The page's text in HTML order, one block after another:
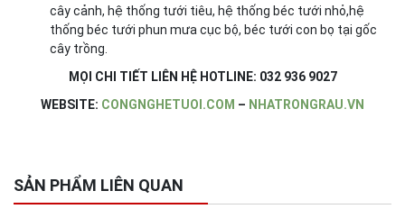
cây cảnh, hệ thống tưới tiêu, hệ thống béc tưới nhỏ,hệ
thống béc tưới phun mưa cục bộ, béc tưới con bọ tại gốc
cây trồng.
MỌI CHI TIẾT LIÊN HỆ HOTLINE: 032 936 9027
WEBSITE: CONGNGHETUOI.COM – NHATRONGRAU.VN
SẢN PHẨM LIÊN QUAN